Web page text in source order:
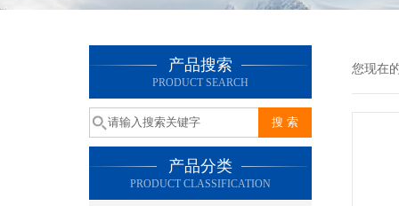
产品搜索
PRODUCT SEARCH
产品分类
PRODUCT CLASSIFICATION
您现在